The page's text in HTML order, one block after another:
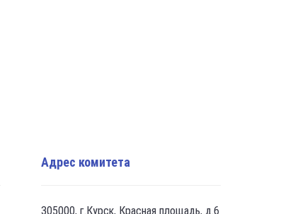
Адрес комитета
305000, г.Курск, Красная площадь, д.6